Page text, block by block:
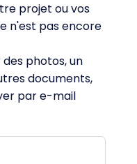
projet ou vos
n'est pas encore
photos, un
documents,
par e-mail